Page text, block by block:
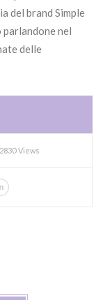
del brand Simple
nel
delle
2830 Views